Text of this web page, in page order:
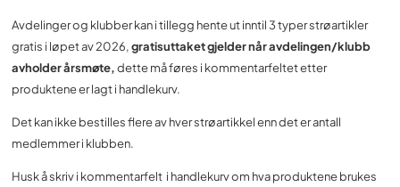
Avdelinger og klubber kan i tillegg hente ut inntil 3 typer strøartikler
gratis i løpet av 2026,gratisuttaket gjelder når avdelingen/klubb
avholder årsmøte,dette må føres i kommentarfeltet etter
produktene er lagt i handlekurv.
Det kan ikke bestilles flere av hver strøartikkel enn det er antall
medlemmer i klubben.
Husk å skriv i kommentarfelt i handlekurv om hva produktene brukes